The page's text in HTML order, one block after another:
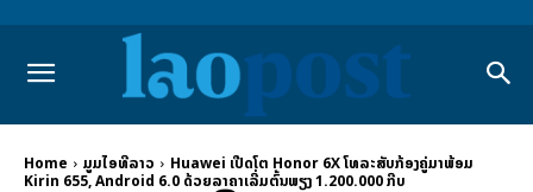
Home ມູມໄອທີລາວ
Huawei ເປີດໂຕ Honor 6X ໂທລະສັບກ້ອງຄູ່ມາພ້ອມ
Kirin 655, Android 6.0 ດ້ວຍລາຄາເລີ່ມຕົ້ນພຽງ 1.200.000 ກີບ